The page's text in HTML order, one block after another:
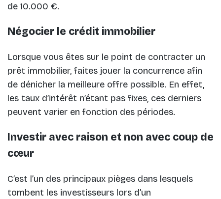
de 10.000 €.
Négocier le crédit immobilier
Lorsque vous êtes sur le point de contracter un
prêt immobilier, faites jouer la concurrence afin
de dénicher la meilleure offre possible. En effet,
les taux d’intérêt n’étant pas fixes, ces derniers
peuvent varier en fonction des périodes.
Investir avec raison et non avec coup de
cœur
C’est l’un des principaux pièges dans lesquels
tombent les investisseurs lors d’un